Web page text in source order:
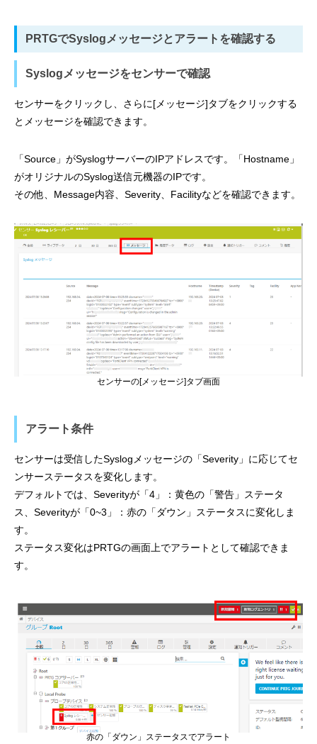
PRTGでSyslogメッセージとアラートを確認する
Syslogメッセージをセンサーで確認
センサーをクリックし、さらに[メッセージ]タブをクリックする
とメッセージを確認できます。
「Source」がSyslogサーバーのIPアドレスです。「Hostname」
がオリジナルのSyslog送信元機器のIPです。
その他、Message内容、Severity、Facilityなどを確認できます。
センサーの[メッセージ]タブ画面
アラート条件
センサーは受信したSyslogメッセージの「Severity」に応じてセ
ンサーステータスを変化します。
デフォルトでは、Severityが「4」：黄色の「警告」ステータ
ス、Severityが「0~3」：赤の「ダウン」ステータスに変化しま
す。
ステータス変化はPRTGの画面上でアラートとして確認できま
す。
赤の「ダウン」ステータスでアラート